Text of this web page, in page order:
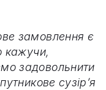
замовлення є
кажучи,
задовольнити
сузір’я